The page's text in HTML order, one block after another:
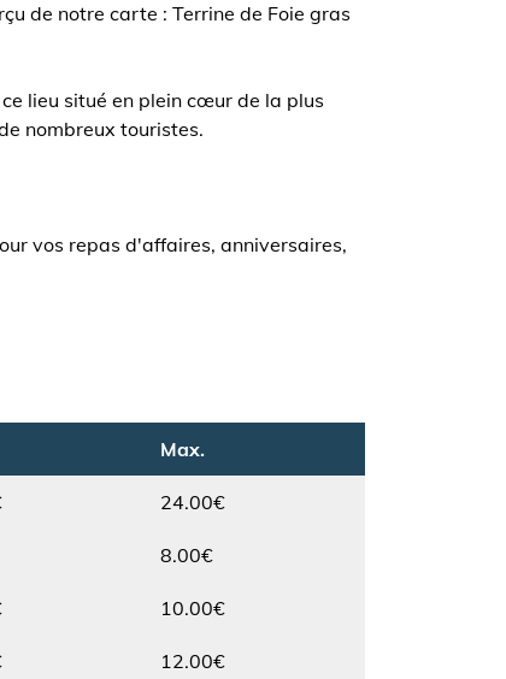
de notre carte : Terrine de Foie gras
lieu situé en plein cœur de la plus
nombreux touristes.
vos repas d'affaires, anniversaires,
Max.
24.00€
8.00€
10.00€
12.00€